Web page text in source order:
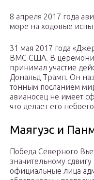
8 апреля 2017 года
море на ходовые
31 мая 2017 года
ВМС США. В
принимал участие
Дональд Трамп. Он
тонным посланием
авианосец не имеет
что делает его
Маягуэс и
Победа Северного
значительному
официальные лица